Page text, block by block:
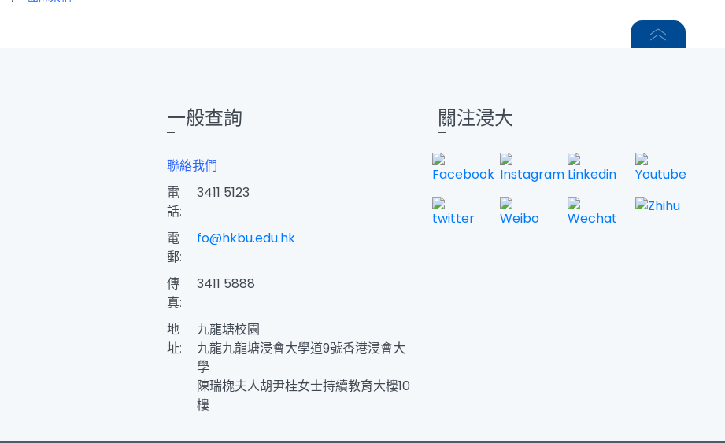
一般查詢
聯絡我們
電
話:
3411 5123
電
郵:
fo@hkbu.edu.hk
傳
真:
3411 5888
地
址:
九龍塘校園
九龍九龍塘浸會大學道9號香港浸會大
學
陳瑞槐夫人胡尹桂女士持續教育大樓10
樓
關注浸大